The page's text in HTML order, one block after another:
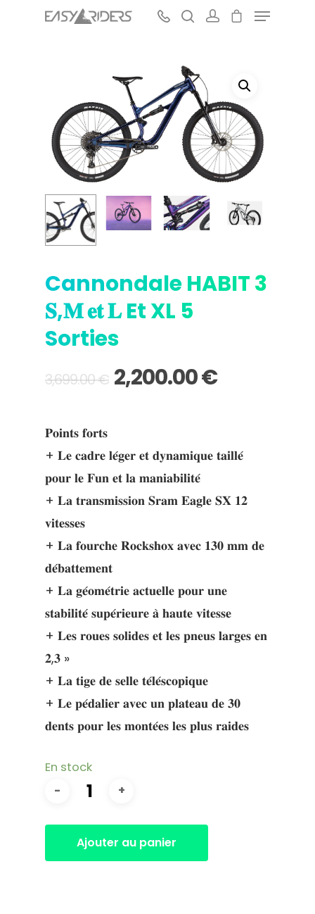
Hit enter to search or ESC to close
Cannondale HABIT 3
𝐒,𝐌 𝐞𝐭 𝐋 Et XL 5
Sorties
3,699.00€ 2,200.00€
𝐏𝐨𝐢𝐧𝐭𝐬 𝐟𝐨𝐫𝐭𝐬
+ 𝐋𝐞 𝐜𝐚𝐝𝐫𝐞 𝐥𝐞́𝐠𝐞𝐫 𝐞𝐭 𝐝𝐲𝐧𝐚𝐦𝐢𝐪𝐮𝐞 𝐭𝐚𝐢𝐥𝐥𝐞́
𝐩𝐨𝐮𝐫 𝐥𝐞 𝐅𝐮𝐧 𝐞𝐭 𝐥𝐚 𝐦𝐚𝐧𝐢𝐚𝐛𝐢𝐥𝐢𝐭𝐞́
+ 𝐋𝐚 𝐭𝐫𝐚𝐧𝐬𝐦𝐢𝐬𝐬𝐢𝐨𝐧 𝐒𝐫𝐚𝐦 𝐄𝐚𝐠𝐥𝐞 𝐒𝐗 𝟏𝟐
𝐯𝐢𝐭𝐞𝐬𝐬𝐞𝐬
+ 𝐋𝐚 𝐟𝐨𝐮𝐫𝐜𝐡𝐞 𝐑𝐨𝐜𝐤𝐬𝐡𝐨𝐱 𝐚𝐯𝐞𝐜 𝟏𝟑𝟎 𝐦𝐦 𝐝𝐞
𝐝𝐞́𝐛𝐚𝐭𝐭𝐞𝐦𝐞𝐧𝐭
+ 𝐋𝐚 𝐠𝐞́𝐨𝐦𝐞́𝐭𝐫𝐢𝐞 𝐚𝐜𝐭𝐮𝐞𝐥𝐥𝐞 𝐩𝐨𝐮𝐫 𝐮𝐧𝐞
𝐬𝐭𝐚𝐛𝐢𝐥𝐢𝐭𝐞́ 𝐬𝐮𝐩𝐞́𝐫𝐢𝐞𝐮𝐫𝐞 𝐚̀ 𝐡𝐚𝐮𝐭𝐞 𝐯𝐢𝐭𝐞𝐬𝐬𝐞
+ 𝐋𝐞𝐬 𝐫𝐨𝐮𝐞𝐬 𝐬𝐨𝐥𝐢𝐝𝐞𝐬 𝐞𝐭 𝐥𝐞𝐬 𝐩𝐧𝐞𝐮𝐬 𝐥𝐚𝐫𝐠𝐞𝐬 𝐞𝐧
𝟐,𝟑 »
+ 𝐋𝐚 𝐭𝐢𝐠𝐞 𝐝𝐞 𝐬𝐞𝐥𝐥𝐞 𝐭𝐞́𝐥𝐞́𝐬𝐜𝐨𝐩𝐢𝐪𝐮𝐞
+ 𝐋𝐞 𝐩𝐞́𝐝𝐚𝐥𝐢𝐞𝐫 𝐚𝐯𝐞𝐜 𝐮𝐧 𝐩𝐥𝐚𝐭𝐞𝐚𝐮 𝐝𝐞 𝟑𝟎
𝐝𝐞𝐧𝐭𝐬 𝐩𝐨𝐮𝐫 𝐥𝐞𝐬 𝐦𝐨𝐧𝐭𝐞́𝐞𝐬 𝐥𝐞𝐬 𝐩𝐥𝐮𝐬 𝐫𝐚𝐢𝐝𝐞𝐬
En stock
Ajouter au panier